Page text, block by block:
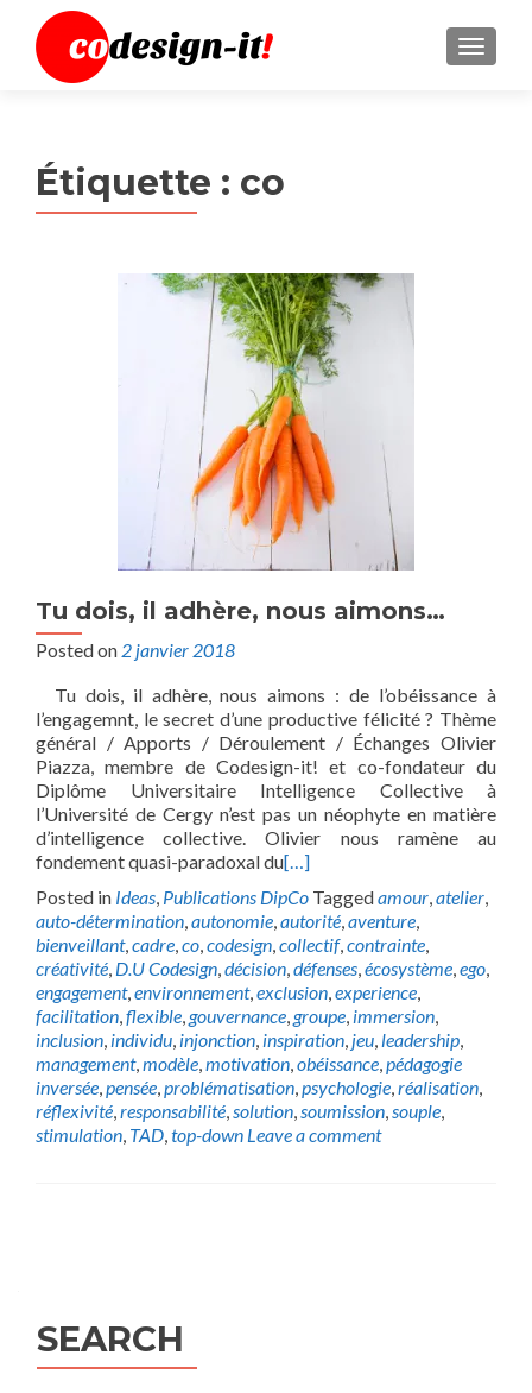
MENU
Étiquette : co
Tu dois, il adhère, nous aimons…
Posted on 2 janvier 2018
Tu dois, il adhère, nous aimons : de l’obéissance à
l’engagemnt, le secret d’une productive félicité ? Thème
général / Apports / Déroulement / Échanges Olivier
Piazza, membre de Codesign-it! et co-fondateur du
Diplôme Universitaire Intelligence Collective à
l’Université de Cergy n’est pas un néophyte en matière
d’intelligence collective. Olivier nous ramène au
fondement quasi-paradoxal du[…]
Posted in Ideas, Publications DipCo Taggedamour,atelier,
auto-détermination,autonomie,autorité,aventure,
bienveillant,cadre,co,codesign,collectif,contrainte,
créativité, D.U Codesign,décision,défenses,écosystème,ego,
engagement,environnement,exclusion,experience,
facilitation,flexible,gouvernance,groupe, immersion,
inclusion, individu, injonction, inspiration, jeu, leadership,
management,modèle,motivation,obéissance,pédagogie
inversée,pensée,problématisation,psychologie,réalisation,
réflexivité,responsabilité,solution,soumission,souple,
stimulation, TAD,top-down Leave a comment
SEARCH